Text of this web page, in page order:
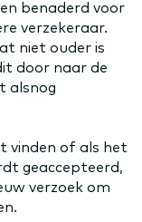
benaderd voor
verzekeraar.
niet ouder is
door naar de
alsnog
vinden of als het
geaccepteerd,
verzoek om